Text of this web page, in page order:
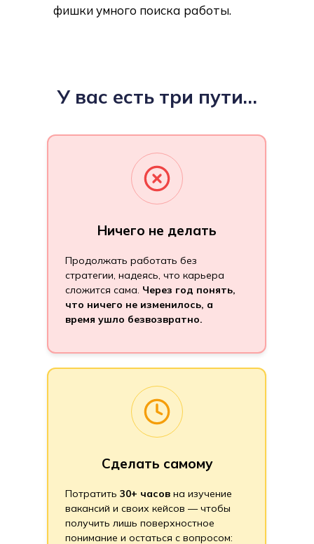
фишки умного поиска работы.
У вас есть три пути…
Ничего не делать
Продолжать работать без
стратегии, надеясь, что карьера
сложится сама. Через год понять,
что ничего не изменилось, а
время ушло безвозвратно.
Сделать самому
Потратить 30+ часов на изучение
вакансий и своих кейсов — чтобы
получить лишь поверхностное
понимание и остаться с вопросом: